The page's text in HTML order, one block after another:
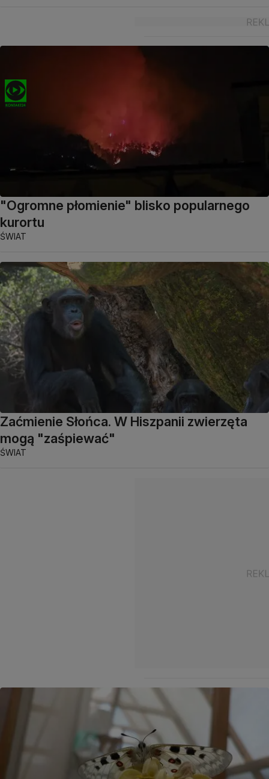
"Ogromne płomienie" blisko popularnego
kurortu
ŚWIAT
Zaćmienie Słońca. W Hiszpanii zwierzęta
mogą "zaśpiewać"
ŚWIAT